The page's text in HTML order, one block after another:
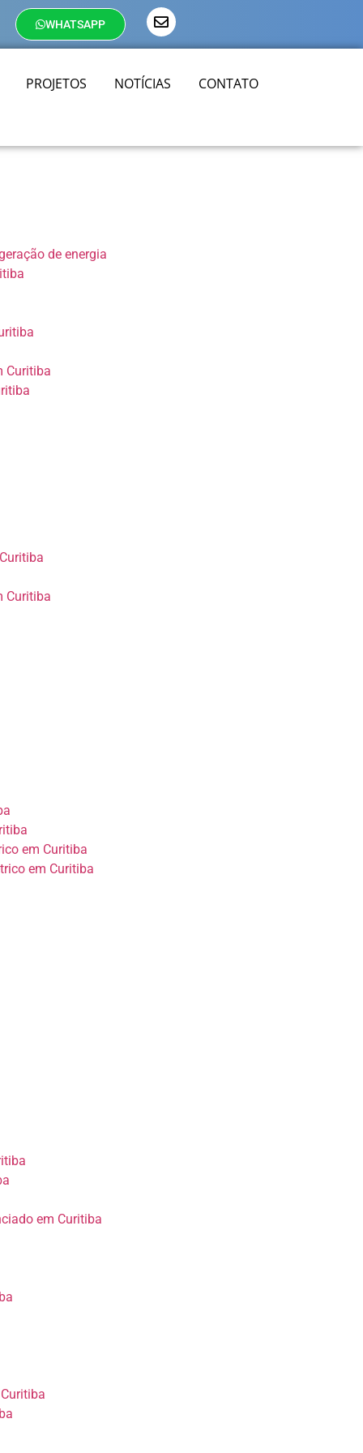
WHATSAPP
PROJETOS NOTÍCIAS CONTATO
de energia
Curitiba
Curitiba
em Curitiba
em Curitiba
em Curitiba